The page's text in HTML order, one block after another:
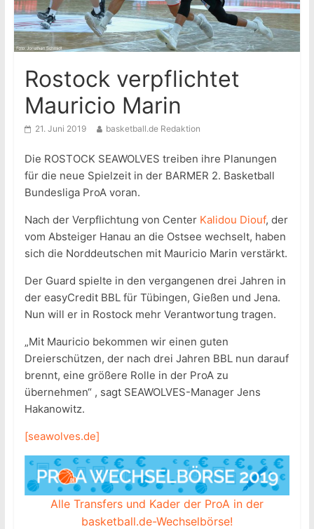
Rostock verpflichtet
Mauricio Marin
21. Juni 2019 basketball.de Redaktion
Die ROSTOCK SEAWOLVES treiben ihre Planungen
für die neue Spielzeit in der BARMER 2. Basketball
Bundesliga ProA voran.
Nach der Verpflichtung von Center Kalidou Diouf, der
vom Absteiger Hanau an die Ostsee wechselt, haben
sich die Norddeutschen mit Mauricio Marin verstärkt.
Der Guard spielte in den vergangenen drei Jahren in
der easyCredit BBL für Tübingen, Gießen und Jena.
Nun will er in Rostock mehr Verantwortung tragen.
„Mit Mauricio bekommen wir einen guten
Dreierschützen, der nach drei Jahren BBL nun darauf
brennt, eine größere Rolle in der ProA zu
übernehmen“ , sagt SEAWOLVES-Manager Jens
Hakanowitz.
[seawolves.de]
Alle Transfers und Kader der ProA in der
basketball.de-Wechselbörse!